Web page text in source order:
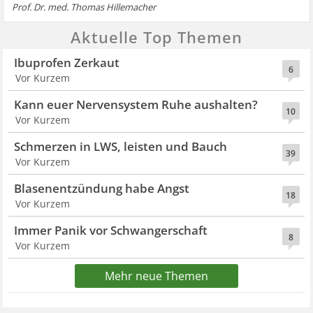
Prof. Dr. med. Thomas Hillemacher
Aktuelle Top Themen
6
Ibuprofen Zerkaut
Vor Kurzem
10
Kann euer Nervensystem Ruhe aushalten?
Vor Kurzem
39
Schmerzen in LWS, leisten und Bauch
Vor Kurzem
18
Blasenentzündung habe Angst
Vor Kurzem
8
Immer Panik vor Schwangerschaft
Vor Kurzem
Mehr neue Themen